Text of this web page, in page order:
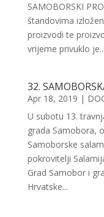
SAMOBORSKI
štandovima
proizvodi te
vrijeme privuklo je...
32.
Apr 18, 2019 |
U subotu 13.
grada Samobora,
Samoborske
pokrovitelji
Grad Samobor i
Hrvatske...